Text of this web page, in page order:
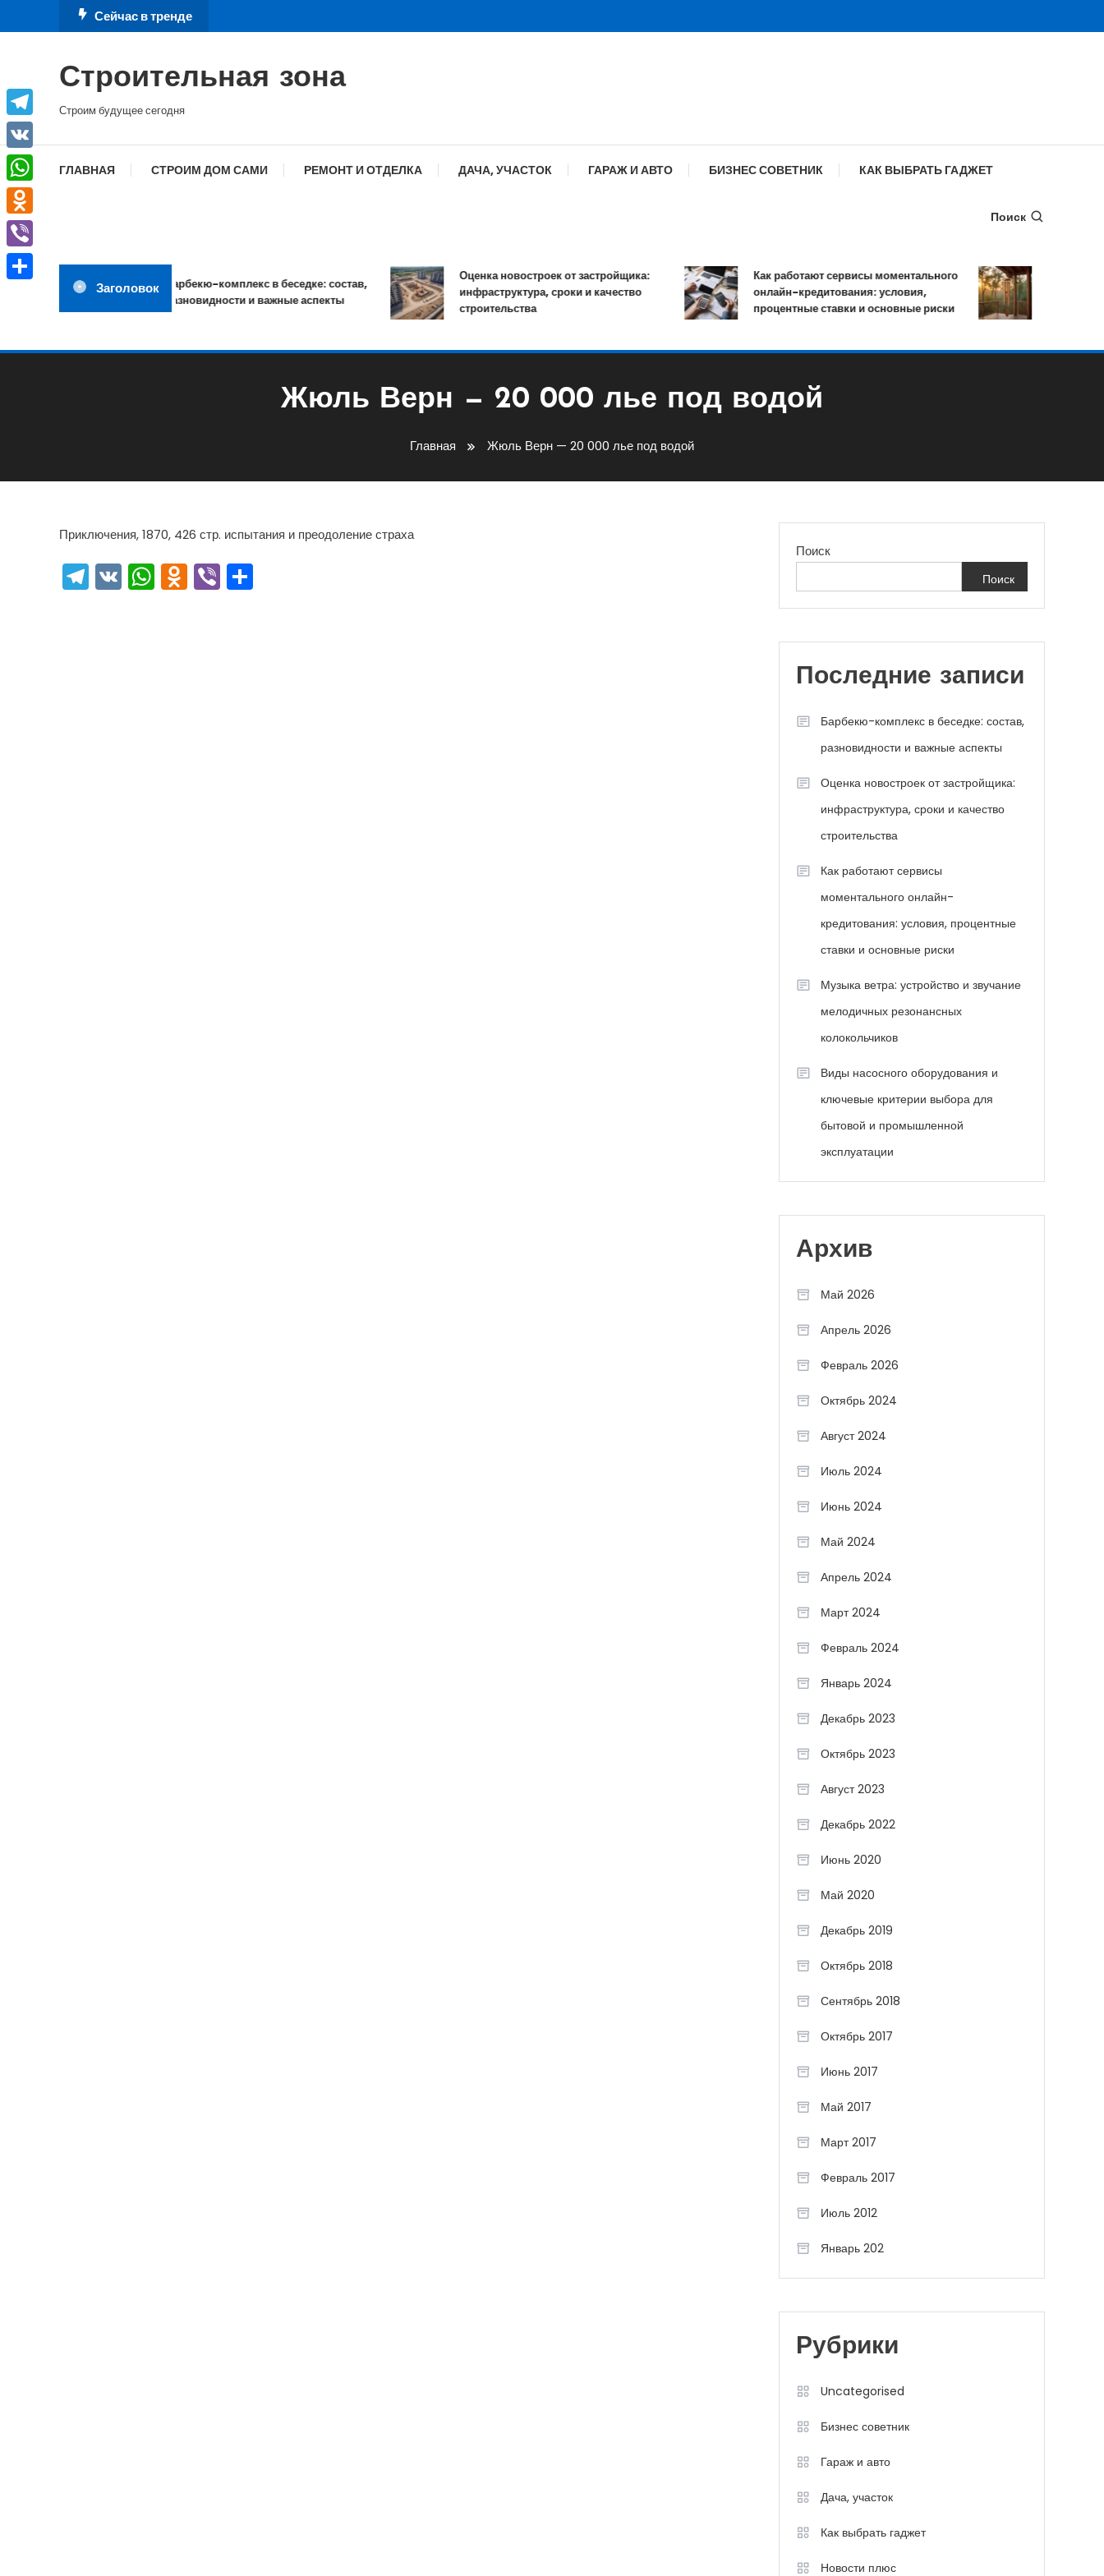
к
Сейчас в тренде
Строительная зона
Строим будущее сегодня
ГЛАВНАЯ СТРОИМ ДОМ САМИ РЕМОНТ И ОТДЕЛКА ДАЧА, УЧАСТОК ГАРАЖ И АВТО БИЗНЕС СОВЕТНИК КАК ВЫБРАТЬ ГАДЖЕТ
Поиск
ЗаголовокБарбекю-комплекс в беседке: состав,
разновидности и важные аспекты
Оценка новостроек от застройщика:
инфраструктура, сроки и качество
строительства
Как работают сервисы моментального
онлайн-кредитования: условия,
процентные ставки и основные риски
Жюль Верн — 20 000 лье под водой
Главная Жюль Верн — 20 000 лье под водой
Приключения, 1870, 426 стр. испытания и преодоление страха
Telegram
VKWhatsApp
Odnoklassniki
Viber
Поиск
Поиск
Последние записи
Барбекю-комплекс в беседке: состав,
разновидности и важные аспекты
Оценка новостроек от застройщика:
инфраструктура, сроки и качество
строительства
Как работают сервисы
моментального онлайн-
кредитования: условия, процентные
ставки и основные риски
Музыка ветра: устройство и звучание
мелодичных резонансных
колокольчиков
Виды насосного оборудования и
ключевые критерии выбора для
бытовой и промышленной
эксплуатации
Архив
Май 2026
Апрель 2026
Февраль 2026
Октябрь 2024
Август 2024
Июль 2024
Июнь 2024
Май 2024
Апрель 2024
Март 2024
Февраль 2024
Январь 2024
Декабрь 2023
Октябрь 2023
Август 2023
Декабрь 2022
Июнь 2020
Май 2020
Декабрь 2019
Октябрь 2018
Сентябрь 2018
Октябрь 2017
Июнь 2017
Май 2017
Март 2017
Февраль 2017
Июль 2012
Январь 202
Рубрики
Uncategorised
Бизнес советник
Гараж и авто
Дача, участок
Как выбрать гаджет
Новости плюс
Telegram
VK
WhatsApp
Odnoklassniki
Viber